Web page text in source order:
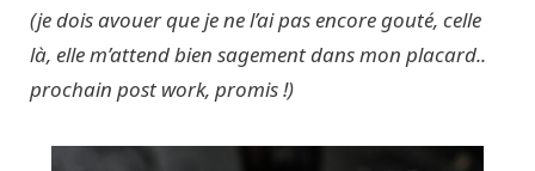
(je dois avouer que je ne l’ai pas encore gouté, celle
là, elle m’attend bien sagement dans mon placard..
prochain post work, promis !)